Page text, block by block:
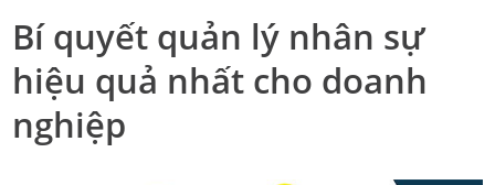
Bí quyết quản lý nhân sự
hiệu quả nhất cho doanh
nghiệp